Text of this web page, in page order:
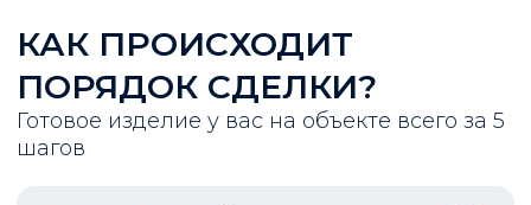
КАК ПРОИСХОДИТ
ПОРЯДОК СДЕЛКИ?
Готовое изделие у вас на объекте всего за 5
шагов